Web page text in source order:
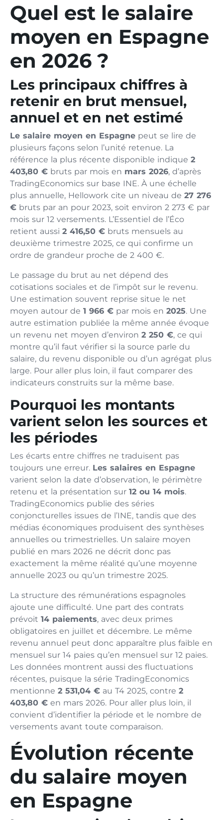
Quel est le salaire
moyen en Espagne
en 2026 ?
Les principaux chiffres à
retenir en brut mensuel,
annuel et en net estimé
Le salaire moyen en Espagne peut se lire de
plusieurs façons selon l’unité retenue. La
référence la plus récente disponible indique 2
403,80 € bruts par mois en mars 2026, d’après
TradingEconomics sur base INE. À une échelle
plus annuelle, Hellowork cite un niveau de 27 276
€ bruts par an pour 2023, soit environ 2 273 € par
mois sur 12 versements. L’Essentiel de l’Éco
retient aussi 2 416,50 € bruts mensuels au
deuxième trimestre 2025, ce qui confirme un
ordre de grandeur proche de 2 400 €.
Le passage du brut au net dépend des
cotisations sociales et de l’impôt sur le revenu.
Une estimation souvent reprise situe le net
moyen autour de 1 966 € par mois en 2025. Une
autre estimation publiée la même année évoque
un revenu net moyen d’environ 2 250 €, ce qui
montre qu’il faut vérifier si la source parle du
salaire, du revenu disponible ou d’un agrégat plus
large. Pour aller plus loin, il faut comparer des
indicateurs construits sur la même base.
Pourquoi les montants
varient selon les sources et
les périodes
Les écarts entre chiffres ne traduisent pas
toujours une erreur. Les salaires en Espagne
varient selon la date d’observation, le périmètre
retenu et la présentation sur 12 ou 14 mois.
TradingEconomics publie des séries
conjoncturelles issues de l’INE, tandis que des
médias économiques produisent des synthèses
annuelles ou trimestrielles. Un salaire moyen
publié en mars 2026 ne décrit donc pas
exactement la même réalité qu’une moyenne
annuelle 2023 ou qu’un trimestre 2025.
La structure des rémunérations espagnoles
ajoute une difficulté. Une part des contrats
prévoit 14 paiements, avec deux primes
obligatoires en juillet et décembre. Le même
revenu annuel peut donc apparaître plus faible en
mensuel sur 14 paies qu’en mensuel sur 12 paies.
Les données montrent aussi des fluctuations
récentes, puisque la série TradingEconomics
mentionne 2 531,04 € au T4 2025, contre 2
403,80 € en mars 2026. Pour aller plus loin, il
convient d’identifier la période et le nombre de
versements avant toute comparaison.
Évolution récente
du salaire moyen
en Espagne